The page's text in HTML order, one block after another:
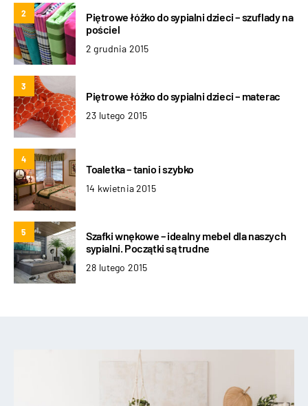
2
Piętrowe łóżko do sypialni dzieci – szuflady na
pościel
2 grudnia 2015
3
Piętrowe łóżko do sypialni dzieci – materac
23 lutego 2015
4
Toaletka – tanio i szybko
14 kwietnia 2015
5
Szafki wnękowe – idealny mebel dla naszych
sypialni. Początki są trudne
28 lutego 2015